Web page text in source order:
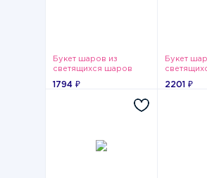
Букет шаров из
светящихся шаров
1794 ₽
Букет
2201 ₽